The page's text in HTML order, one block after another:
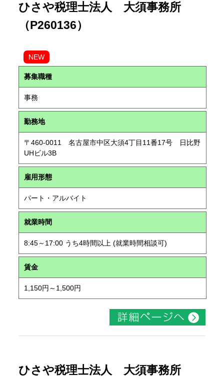
ひさや税理士法人 大須事務所
（P260136）
NEW
募集職種
事務
勤務地
〒460-0011 名古屋市中区大須4丁目11番17号 日比野
UHビル3B
雇用形態
パート・アルバイト
就業時間
8:45～17:00 うち4時間以上 (就業時間相談可)
賃金
1,150円～1,500円
ひさや税理士法人 大須事務所